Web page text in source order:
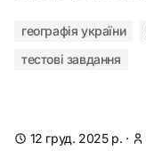
географія україни
тестові завдання
12 груд. 2025 р. ·